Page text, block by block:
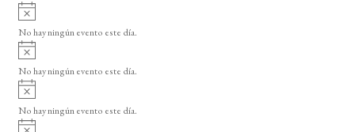
t
o
s
o
A
v
i
o
No hay ningún evento este día.
A
v
i
o
No hay ningún evento este día.
A
v
i
No hay ningún evento este día.
A